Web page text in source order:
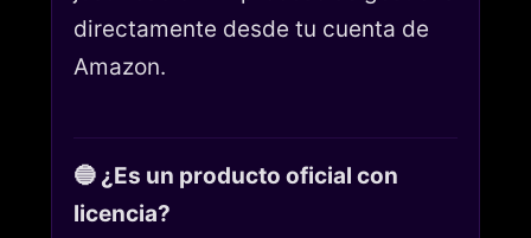
directamente desde tu cuenta de
Amazon.
🔵 ¿Es un producto oficial con
licencia?